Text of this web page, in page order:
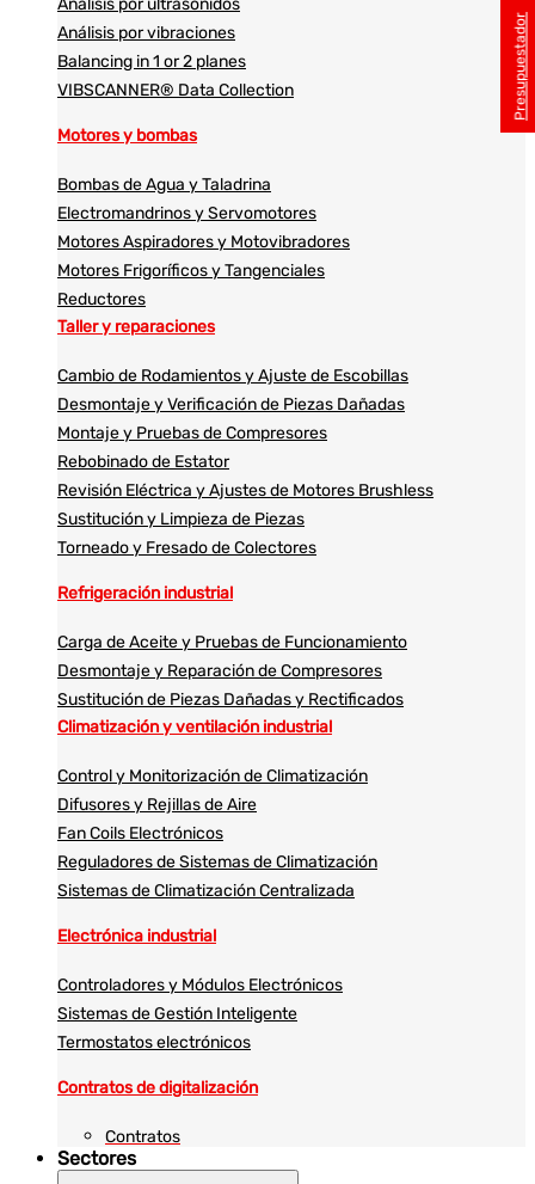
Análisis por ultrasonidos​​
Análisis por vibraciones
Balancing in 1 or 2 planes
VIBSCANNER® Data Collection
Motores y bombas
Bombas de Agua y Taladrina
Electromandrinos y Servomotores
Motores Aspiradores y Motovibradores
Motores Frigoríficos y Tangenciales
Reductores
Taller y reparaciones
Cambio de Rodamientos y Ajuste de Escobillas
Desmontaje y Verificación de Piezas Dañadas
Montaje y Pruebas de Compresores
Rebobinado de Estator
Revisión Eléctrica y Ajustes de Motores Brushless
Sustitución y Limpieza de Piezas
Torneado y Fresado de Colectores
Refrigeración industrial
Carga de Aceite y Pruebas de Funcionamiento
Desmontaje y Reparación de Compresores
Sustitución de Piezas Dañadas y Rectificados
Climatización y ventilación industrial
Control y Monitorización de Climatización
Difusores y Rejillas de Aire
Fan Coils Electrónicos
Reguladores de Sistemas de Climatización
Sistemas de Climatización Centralizada
Electrónica industrial
Controladores y Módulos Electrónicos
Sistemas de Gestión Inteligente
Termostatos electrónicos
Contratos de digitalización
Contratos
Sectores
Presupuestador